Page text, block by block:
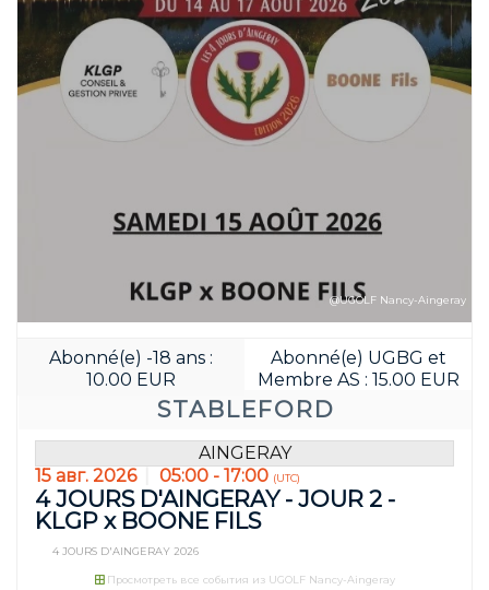
Забронируйте
03 01
STABLEFORD
Abonné(e) -18 ans :
10.00 EUR
Abonné(e) UGBG et
Membre AS : 15.00 EUR
@UGOLF Nancy-Aingeray
AINGERAY
15 авг. 2026
05:00 - 17:00 (UTC)
4 JOURS D'AINGERAY - JOUR 2 -
KLGP x BOONE FILS
4 JOURS D'AINGERAY 2026
Просмотреть все события из UGOLF Nancy-Aingeray